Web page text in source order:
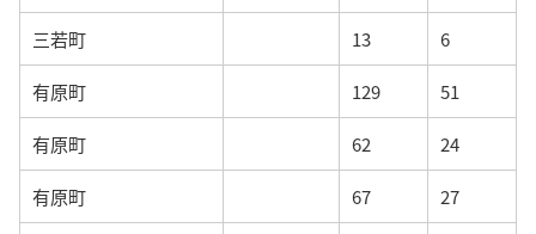
三若町 13 6
有原町 129 51
有原町 62 24
有原町 67 27